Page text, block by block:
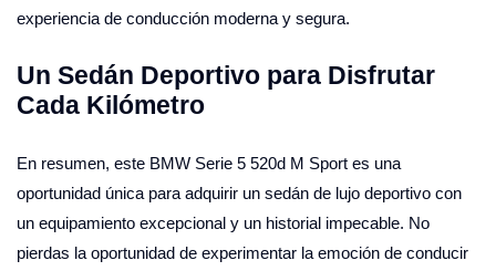
experiencia de conducción moderna y segura.
Un Sedán Deportivo para Disfrutar
Cada Kilómetro
En resumen, este BMW Serie 5 520d M Sport es una
oportunidad única para adquirir un sedán de lujo deportivo con
un equipamiento excepcional y un historial impecable. No
pierdas la oportunidad de experimentar la emoción de conducir